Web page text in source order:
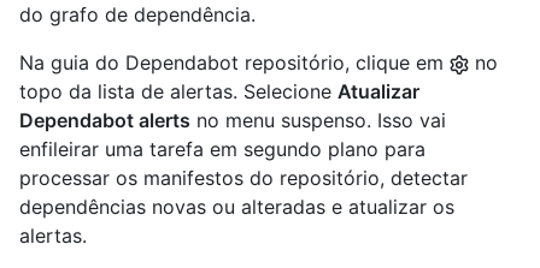
do grafo de dependência.
Na guia do Dependabot repositório, clique em
no
topo da lista de alertas. Selecione Atualizar
Dependabot alerts no menu suspenso. Isso vai
enfileirar uma tarefa em segundo plano para
processar os manifestos do repositório, detectar
dependências novas ou alteradas e atualizar os
alertas.